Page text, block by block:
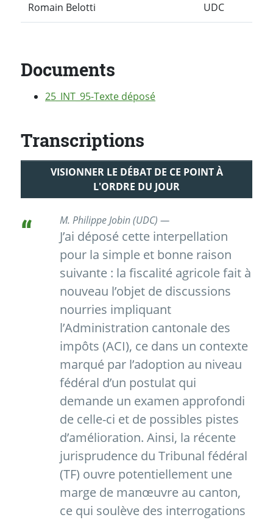
Romain Belotti UDC
Documents
25_INT_95-Texte déposé
Transcriptions
VISIONNER LE DÉBAT DE CE POINT À
L'ORDRE DU JOUR
M. Philippe Jobin (UDC) —
J’ai déposé cette interpellation
pour la simple et bonne raison
suivante : la fiscalité agricole fait à
nouveau l’objet de discussions
nourries impliquant
l’Administration cantonale des
impôts (ACI), ce dans un contexte
marqué par l’adoption au niveau
fédéral d’un postulat qui
demande un examen approfondi
de celle-ci et de possibles pistes
d’amélioration. Ainsi, la récente
jurisprudence du Tribunal fédéral
(TF) ouvre potentiellement une
marge de manœuvre au canton,
ce qui soulève des interrogations